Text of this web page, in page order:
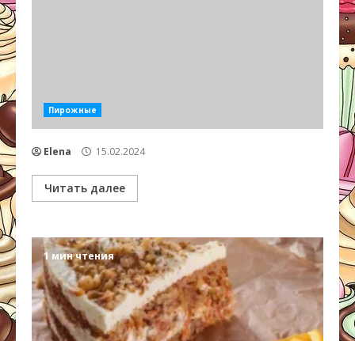
Пирожные
Elena 15.02.2024
Читать далее
1 мин чтения